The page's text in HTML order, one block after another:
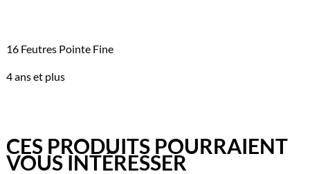
16 Feutres Pointe Fine
4 ans et plus
CES PRODUITS POURRAIENT
VOUS INTÉRESSER